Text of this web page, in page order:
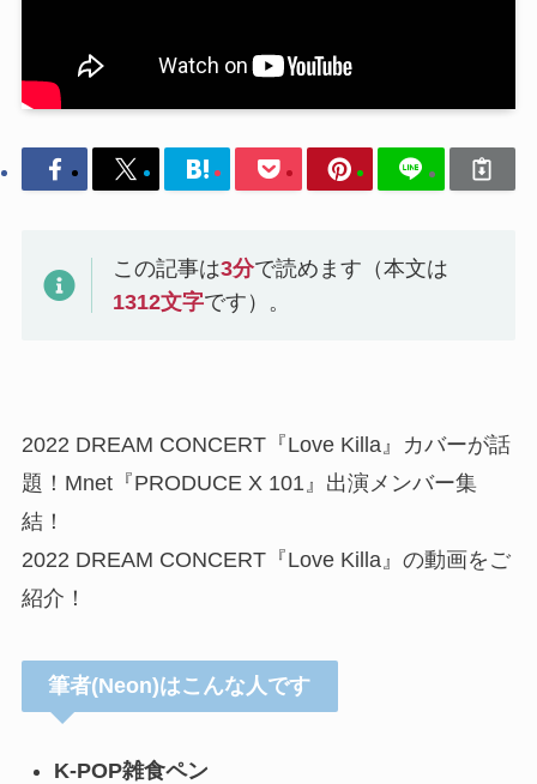
この記事は3分で読めます（本文は
1312文字です）。
2022 DREAM CONCERT『Love Killa』カバーが話
題！Mnet『PRODUCE X 101』出演メンバー集
結！
2022 DREAM CONCERT『Love Killa』の動画をご
紹介！
筆者(Neon)はこんな人です
K-POP雑食ペン